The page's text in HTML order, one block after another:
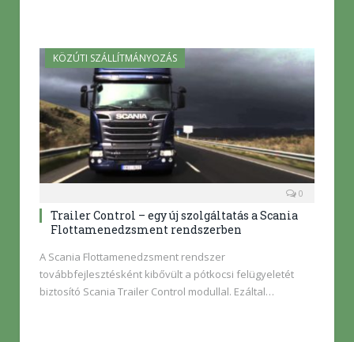
KÖZÚTI SZÁLLÍTMÁNYOZÁS
0
Trailer Control – egy új szolgáltatás a Scania
Flottamenedzsment rendszerben
A Scania Flottamenedzsment rendszer
továbbfejlesztésként kibővült a pótkocsi felügyeletét
biztosító Scania Trailer Control modullal. Ezáltal…